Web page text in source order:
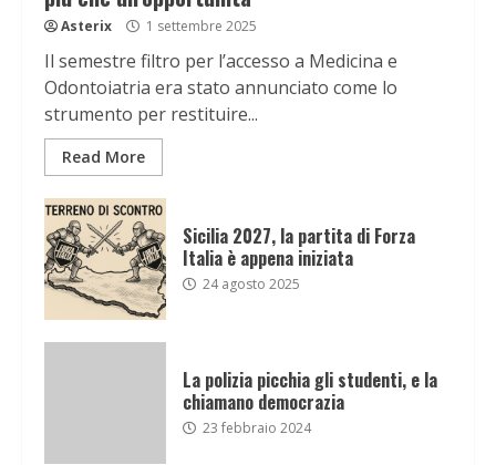
Asterix 1 settembre 2025
Il semestre filtro per l’accesso a Medicina e
Odontoiatria era stato annunciato come lo
strumento per restituire...
Read More
Sicilia 2027, la partita di Forza
Italia è appena iniziata
24 agosto 2025
La polizia picchia gli studenti, e la
chiamano democrazia
23 febbraio 2024